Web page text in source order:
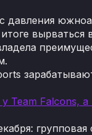
давления
вырваться
Team Falcons,